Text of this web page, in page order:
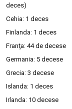
deces)
Cehia: 1 deces
Finlanda: 1 deces
Franţa: 44 de decese
Germania: 5 decese
Grecia: 3 decese
Islanda: 1 deces
Irlanda: 10 decese